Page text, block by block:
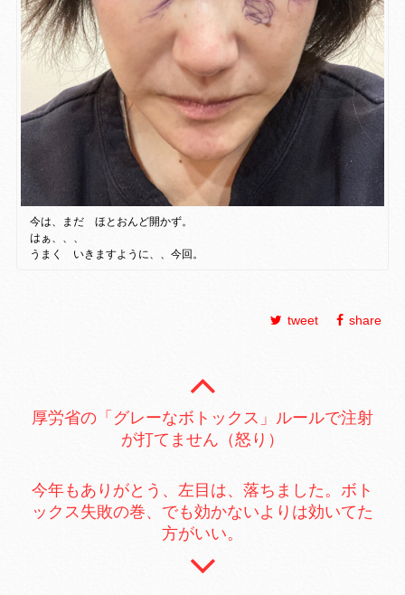
今は、まだ ほとおんど開かず。
はぁ、、、
うまく いきますように、、今回。
tweet share
厚労省の「グレーなボトックス」ルールで注射
が打てません（怒り）
今年もありがとう、左目は、落ちました。ボト
ックス失敗の巻、でも効かないよりは効いてた
方がいい。